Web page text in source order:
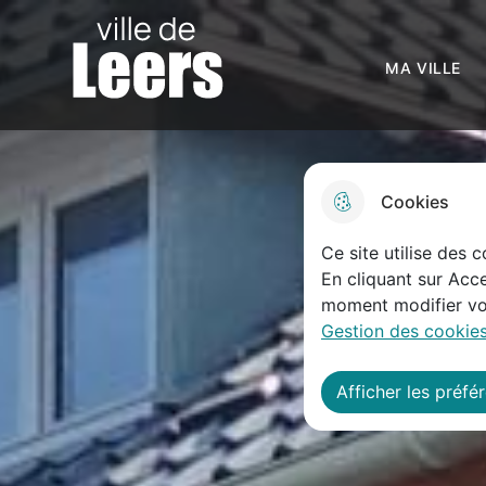
Cookies
Ce site utilise des
En cliquant sur
moment modifier
Gestion des
Afficher les
Skip to menu Skip to search Aller au
Ville de Leers
Menu principal
N
a
v
i
g
a
t
i
o
n
p
r
MA VILLE